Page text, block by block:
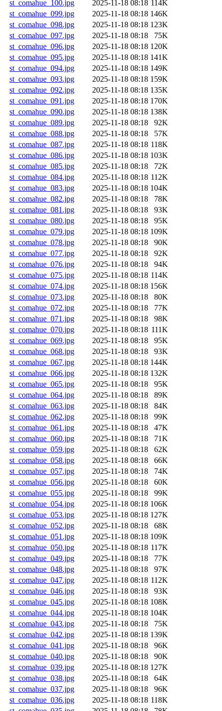
st_comahue_100.jpg 2025-11-18 08:18 114K
st_comahue_099.jpg
2025-11-18 08:18 146K
st_comahue_098.jpg
2025-11-18 08:18 123K
st_comahue_097.jpg
2025-11-18 08:18
75K
st_comahue_096.jpg
2025-11-18 08:18 120K
st_comahue_095.jpg
2025-11-18 08:18 141K
st_comahue_094.jpg
2025-11-18 08:18 149K
st_comahue_093.jpg
2025-11-18 08:18 159K
st_comahue_092.jpg
2025-11-18 08:18 135K
st_comahue_091.jpg
2025-11-18 08:18 170K
st_comahue_090.jpg
2025-11-18 08:18 138K
st_comahue_089.jpg
2025-11-18 08:18
92K
st_comahue_088.jpg
2025-11-18 08:18
57K
st_comahue_087.jpg
2025-11-18 08:18 118K
st_comahue_086.jpg
2025-11-18 08:18 103K
st_comahue_085.jpg
2025-11-18 08:18
72K
st_comahue_084.jpg
2025-11-18 08:18 112K
st_comahue_083.jpg
2025-11-18 08:18 104K
st_comahue_082.jpg
2025-11-18 08:18
78K
st_comahue_081.jpg
2025-11-18 08:18
93K
st_comahue_080.jpg
2025-11-18 08:18
95K
st_comahue_079.jpg
2025-11-18 08:18 109K
st_comahue_078.jpg
2025-11-18 08:18
90K
st_comahue_077.jpg
2025-11-18 08:18
92K
st_comahue_076.jpg
2025-11-18 08:18
94K
st_comahue_075.jpg
2025-11-18 08:18 114K
st_comahue_074.jpg
2025-11-18 08:18 156K
st_comahue_073.jpg
2025-11-18 08:18
80K
st_comahue_072.jpg
2025-11-18 08:18
77K
st_comahue_071.jpg
2025-11-18 08:18
98K
st_comahue_070.jpg
2025-11-18 08:18 111K
st_comahue_069.jpg
2025-11-18 08:18
95K
st_comahue_068.jpg
2025-11-18 08:18
93K
st_comahue_067.jpg
2025-11-18 08:18 144K
st_comahue_066.jpg
2025-11-18 08:18 132K
st_comahue_065.jpg
2025-11-18 08:18
95K
st_comahue_064.jpg
2025-11-18 08:18
89K
st_comahue_063.jpg
2025-11-18 08:18
84K
st_comahue_062.jpg
2025-11-18 08:18
99K
st_comahue_061.jpg
2025-11-18 08:18
47K
st_comahue_060.jpg
2025-11-18 08:18
71K
st_comahue_059.jpg
2025-11-18 08:18
62K
st_comahue_058.jpg
2025-11-18 08:18
66K
st_comahue_057.jpg
2025-11-18 08:18
74K
st_comahue_056.jpg
2025-11-18 08:18
60K
st_comahue_055.jpg
2025-11-18 08:18
99K
st_comahue_054.jpg
2025-11-18 08:18 106K
st_comahue_053.jpg
2025-11-18 08:18 127K
st_comahue_052.jpg
2025-11-18 08:18
68K
st_comahue_051.jpg
2025-11-18 08:18 109K
st_comahue_050.jpg
2025-11-18 08:18 117K
st_comahue_049.jpg
2025-11-18 08:18
77K
st_comahue_048.jpg
2025-11-18 08:18
97K
st_comahue_047.jpg
2025-11-18 08:18 112K
st_comahue_046.jpg
2025-11-18 08:18
93K
st_comahue_045.jpg
2025-11-18 08:18 108K
st_comahue_044.jpg
2025-11-18 08:18 104K
st_comahue_043.jpg
2025-11-18 08:18
75K
st_comahue_042.jpg
2025-11-18 08:18 139K
st_comahue_041.jpg
2025-11-18 08:18
96K
st_comahue_040.jpg
2025-11-18 08:18
90K
st_comahue_039.jpg
2025-11-18 08:18 127K
st_comahue_038.jpg
2025-11-18 08:18
64K
st_comahue_037.jpg
2025-11-18 08:18
96K
st_comahue_036.jpg
2025-11-18 08:18 118K